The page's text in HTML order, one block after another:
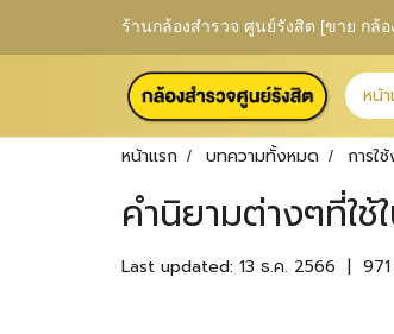
ร้านกล้องสำรวจ ศูนย์รังสิต [ขาย กล้
หน้
หน้าแรก บทความทั้งหมด การใ
คำนิยามต่างๆที่ใ
Last updated: 13 ธ.ค. 2566 |